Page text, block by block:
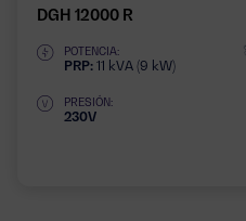
DGH 12000 R
POTENCIA:
PRP: 11 kVA (9 kW)
PRESIÓN:
230V